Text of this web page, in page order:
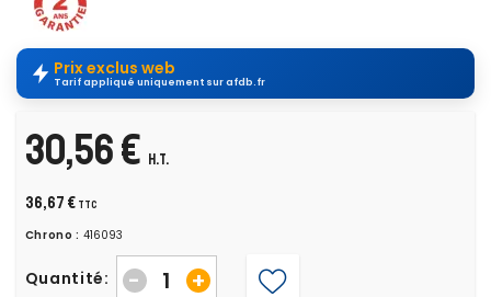
Prix exclus web
Tarif appliqué uniquement sur afdb.fr
30,56 € H.T.
36,67 € TTC
Chrono : 416093
Quantité: +
-